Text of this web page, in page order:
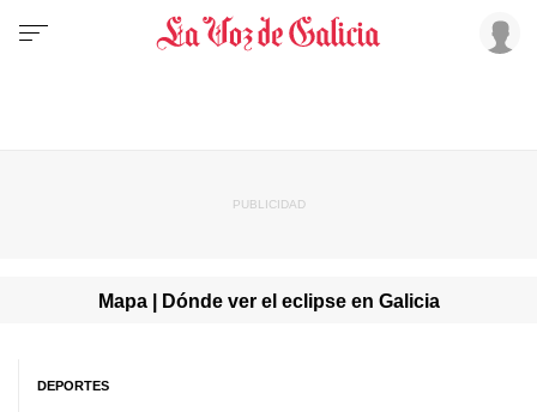
Mapa | Dónde ver el eclipse en Galicia
DEPORTES